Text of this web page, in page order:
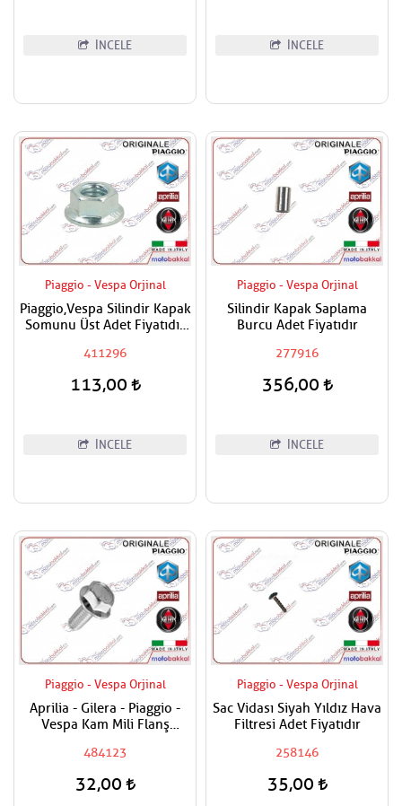
İNCELE İNCELE
Piaggio - Vespa Orjinal
Piaggio,Vespa Silindir Kapak
Somunu Üst Adet Fiyatıdır
411296
113,00
İNCELE
Piaggio - Vespa Orjinal
Silindir Kapak Saplama
Burcu Adet Fiyatıdır
277916
356,00
İNCELE
Piaggio - Vespa Orjinal
Aprilia - Gilera - Piaggio -
Vespa Kam Mili Flanş
484123
32,00
Piaggio - Vespa Orjinal
Sac Vidası Siyah Yıldız Hava
Filtresi Adet Fiyatıdır
258146
35,00